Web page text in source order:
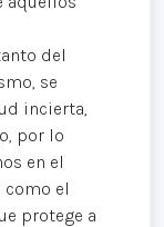
del
se
incierta,
por lo
en el
el
protege a